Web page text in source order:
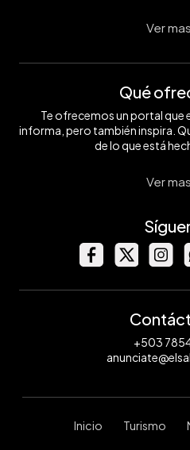
Ver
Qué
Te ofrecemos un portal
informa, pero también inspira.
de lo que está
Ver
+503
Inicio Turismo